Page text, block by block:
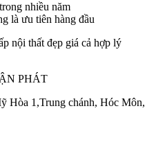
nhiều năm
là ưu tiên hàng đầu
nội thất đẹp giá cả hợp lý
PHÁT
Hòa 1,Trung chánh, Hóc Môn,